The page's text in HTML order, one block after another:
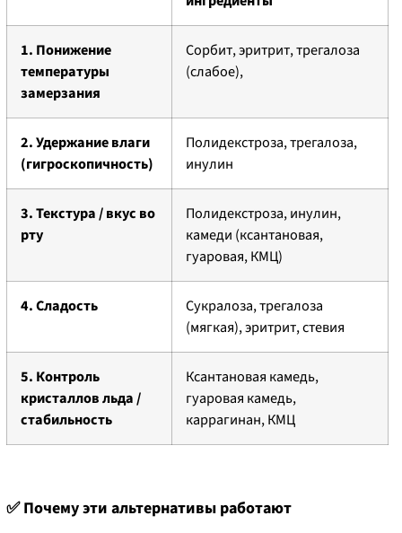
1. Понижение
температуры
замерзания
Сорбит, эритрит, трегалоза
(слабое),
2. Удержание влаги
(гигроскопичность)
Полидекстроза, трегалоза,
инулин
3. Текстура / вкус во
рту
Полидекстроза, инулин,
камеди (ксантановая,
гуаровая, КМЦ)
4. Сладость
Сукралоза, трегалоза
(мягкая), эритрит, стевия
5. Контроль
кристаллов льда /
стабильность
Ксантановая камедь,
гуаровая камедь,
каррагинан, КМЦ
✅ Почему эти альтернативы работают